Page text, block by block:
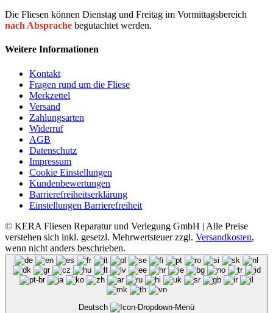
Die Fliesen können Dienstag und Freitag im Vormittagsbereich
nach Absprache begutachtet werden.
Weitere Informationen
Kontakt
Fragen rund um die Fliese
Merkzettel
Versand
Zahlungsarten
Widerruf
AGB
Datenschutz
Impressum
Cookie Einstellungen
Kundenbewertungen
Barrierefreiheitserklärung
Einstellungen Barrierefreiheit
© KERA Fliesen Reparatur und Verlegung GmbH | Alle Preise
verstehen sich inkl. gesetzl. Mehrwertsteuer zzgl. Versandkosten,
wenn nicht anders beschrieben.
Deutsch